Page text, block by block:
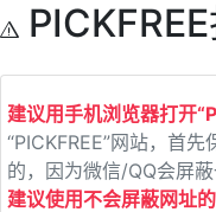
PICKFREE
建议用手机浏览器打开
“PICKFREE”网站，首
的，因为微信/QQ会屏蔽
建议使用不会屏蔽网址的